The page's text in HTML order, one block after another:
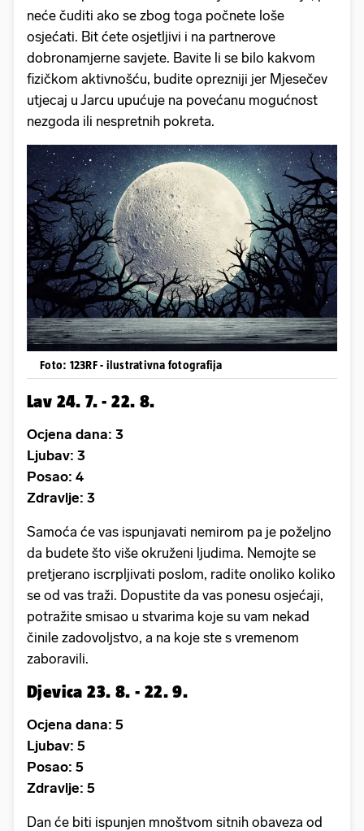
neće čuditi ako se zbog toga počnete loše
osjećati. Bit ćete osjetljivi i na partnerove
dobronamjerne savjete. Bavite li se bilo kakvom
fizičkom aktivnošću, budite oprezniji jer Mjesečev
utjecaj u Jarcu upućuje na povećanu mogućnost
nezgoda ili nespretnih pokreta.
Foto: 123RF - ilustrativna fotografija
Lav 24. 7. - 22. 8.
Ocjena dana: 3
Ljubav: 3
Posao: 4
Zdravlje: 3
Samoća će vas ispunjavati nemirom pa je poželjno
da budete što više okruženi ljudima. Nemojte se
pretjerano iscrpljivati poslom, radite onoliko koliko
se od vas traži. Dopustite da vas ponesu osjećaji,
potražite smisao u stvarima koje su vam nekad
činile zadovoljstvo, a na koje ste s vremenom
zaboravili.
Djevica 23. 8. - 22. 9.
Ocjena dana: 5
Ljubav: 5
Posao: 5
Zdravlje: 5
Dan će biti ispunjen mnoštvom sitnih obaveza od